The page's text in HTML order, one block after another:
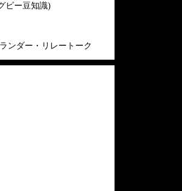
ビー豆知識)
ンダー・リレートーク